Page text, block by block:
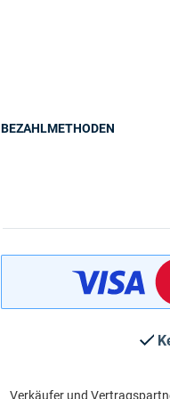
BEZAHLMETHODEN
Verkäufer und